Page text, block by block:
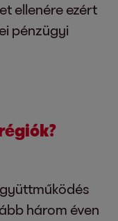
ellenére ezért
pénzügyi
három éven